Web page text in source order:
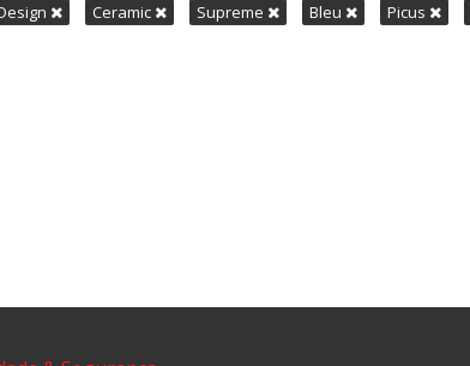
Ceramic Supreme Bleu Picus